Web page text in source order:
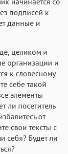
подписей к
данные и
целиком и
организации и
к словесному
себе такой
элементы
ли посетитель
от
свои тексты с
себя? Будет ли